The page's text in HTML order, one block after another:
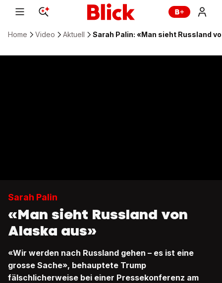
Home Video Aktuell Sarah Palin: «Man sieht Russland
Sarah Palin
«Man sieht Russland von
Alaska aus»
«Wir werden nach Russland gehen – es ist eine
grosse Sache», behauptete Trump
fälschlicherweise bei einer Pressekonferenz am